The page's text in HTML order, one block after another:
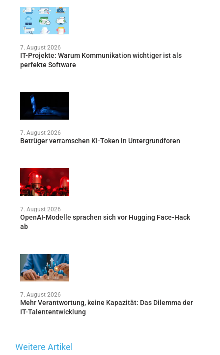
7. August 2026
IT-Projekte: Warum Kommunikation wichtiger ist als
perfekte Software
7. August 2026
Betrüger verramschen KI-Token in Untergrundforen
7. August 2026
OpenAI-Modelle sprachen sich vor Hugging Face-Hack
ab
7. August 2026
Mehr Verantwortung, keine Kapazität: Das Dilemma der
IT-Talententwicklung
Weitere Artikel